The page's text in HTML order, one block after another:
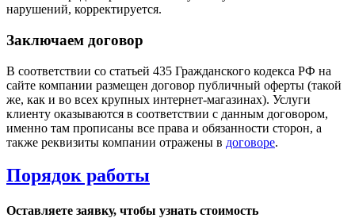
нарушений, корректируется.
Заключаем договор
В соответствии со статьей 435 Гражданского кодекса РФ на
сайте компании размещен договор публичный оферты (такой
же, как и во всех крупных интернет-магазинах). Услуги
клиенту оказываются в соответствии с данным договором,
именно там прописаны все права и обязанности сторон, а
также реквизиты компании отражены в договоре.
Порядок работы
Оставляете заявку, чтобы узнать стоимость